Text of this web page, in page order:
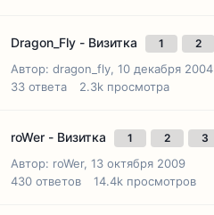
Dragon_Fly - Визитка 1 2
Автор: dragon_fly, 10 декабря 2004
33 ответа 2.3k просмотра
roWer - Визитка 1 2 3
Автор: roWer, 13 октября 2009
430 ответов 14.4k просмотров